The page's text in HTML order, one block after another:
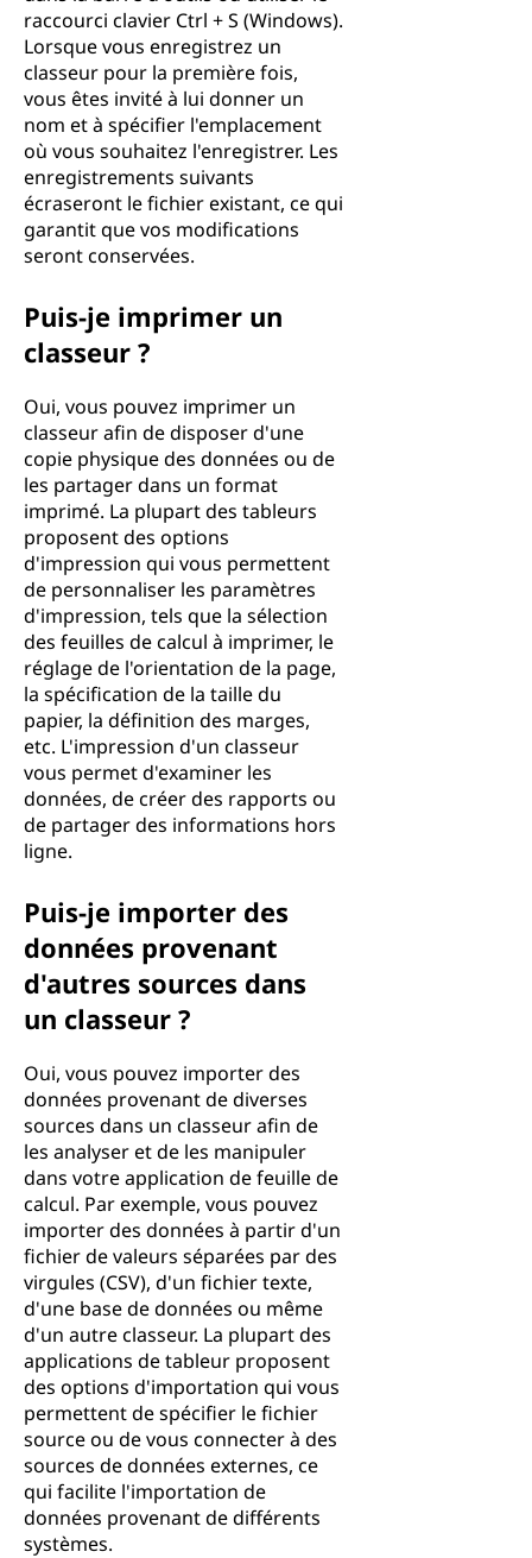
raccourci clavier Ctrl + S (Windows).
Lorsque vous enregistrez un
classeur pour la première fois,
vous êtes invité à lui donner un
nom et à spécifier l'emplacement
où vous souhaitez l'enregistrer. Les
enregistrements suivants
écraseront le fichier existant, ce qui
garantit que vos modifications
seront conservées.
Puis-je imprimer un
classeur ?
Oui, vous pouvez imprimer un
classeur afin de disposer d'une
copie physique des données ou de
les partager dans un format
imprimé. La plupart des tableurs
proposent des options
d'impression qui vous permettent
de personnaliser les paramètres
d'impression, tels que la sélection
des feuilles de calcul à imprimer, le
réglage de l'orientation de la page,
la spécification de la taille du
papier, la définition des marges,
etc. L'impression d'un classeur
vous permet d'examiner les
données, de créer des rapports ou
de partager des informations hors
ligne.
Puis-je importer des
données provenant
d'autres sources dans
un classeur ?
Oui, vous pouvez importer des
données provenant de diverses
sources dans un classeur afin de
les analyser et de les manipuler
dans votre application de feuille de
calcul. Par exemple, vous pouvez
importer des données à partir d'un
fichier de valeurs séparées par des
virgules (CSV), d'un fichier texte,
d'une base de données ou même
d'un autre classeur. La plupart des
applications de tableur proposent
des options d'importation qui vous
permettent de spécifier le fichier
source ou de vous connecter à des
sources de données externes, ce
qui facilite l'importation de
données provenant de différents
systèmes.